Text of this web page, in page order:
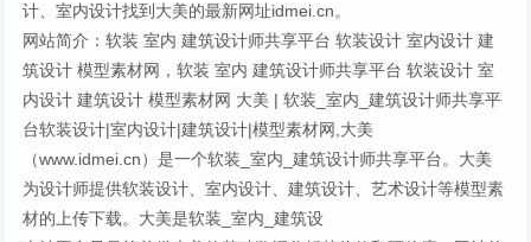
计、室内设计找到大美的最新网址idmei.cn。
网站简介：软装 室内 建筑设计师共享平台 软装设计 室内设计 建
筑设计 模型素材网，软装 室内 建筑设计师共享平台 软装设计 室
内设计 建筑设计 模型素材网 大美 | 软装_室内_建筑设计师共享平
台软装设计|室内设计|建筑设计|模型素材网,大美
（www.idmei.cn）是一个软装_室内_建筑设计师共享平台。大美
为设计师提供软装设计、室内设计、建筑设计、艺术设计等模型素
材的上传下载。大美是软装_室内_建筑设